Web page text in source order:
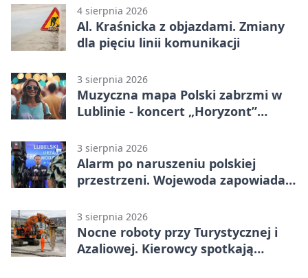
4 sierpnia 2026
Al. Kraśnicka z objazdami. Zmiany
dla pięciu linii komunikacji
3 sierpnia 2026
Muzyczna mapa Polski zabrzmi w
Lublinie - koncert „Horyzont”
3 sierpnia 2026
Alarm po naruszeniu polskiej
przestrzeni. Wojewoda zapowiada
3 sierpnia 2026
Nocne roboty przy Turystycznej i
Azaliowej. Kierowcy spotkają